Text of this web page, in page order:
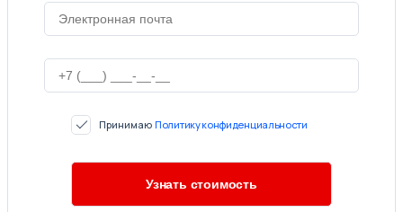
Принимаю Политику конфиденциальности